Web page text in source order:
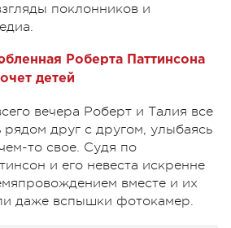
поклонников и
Роберта Паттинсона
детей
вечера Роберт и Талия все
рядом друг с другом, улыбаясь
то свое. Судя по
и его невеста искренне
вместе и их
даже вспышки фотокамер.